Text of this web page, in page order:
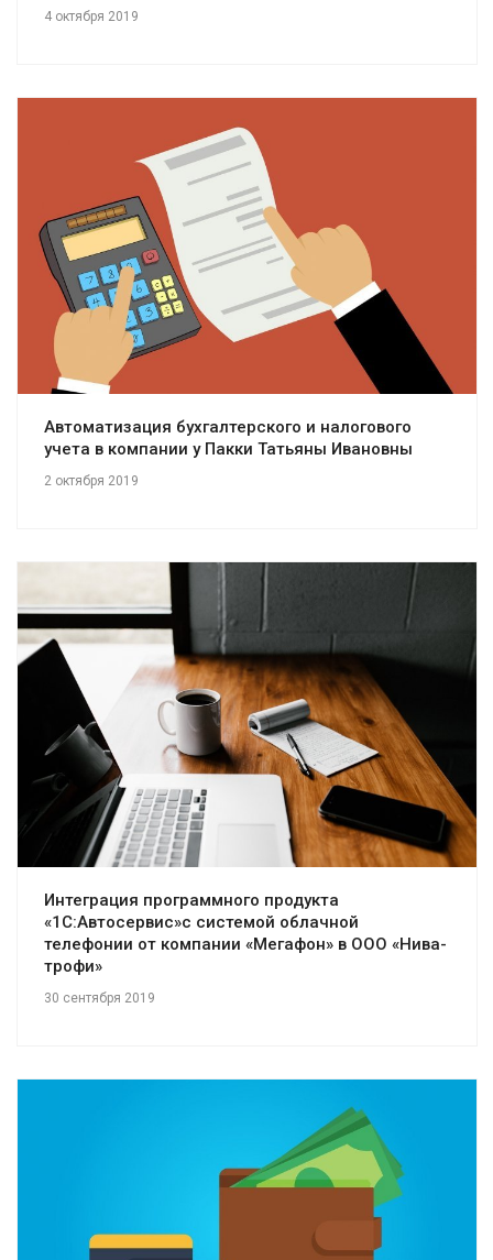
4 октября 2019
Смотреть проект
Автоматизация бухгалтерского и налогового
учета в компании у Пакки Татьяны Ивановны
2 октября 2019
Смотреть проект
Интеграция программного продукта
«1С:Автосервис»с системой облачной
телефонии от компании «Мегафон» в ООО «Нива-
трофи»
30 сентября 2019
Смотреть проект